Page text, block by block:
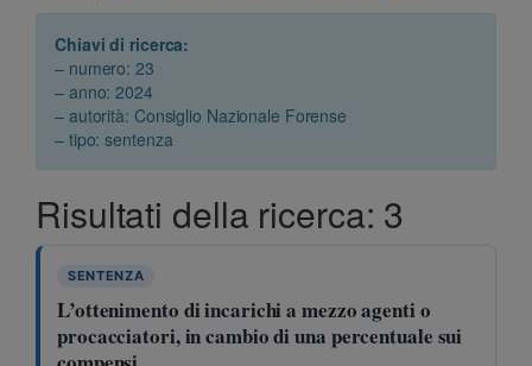
Chiavi di ricerca:
– numero: 23
– anno: 2024
– autorità: Consiglio Nazionale Forense
– tipo: sentenza
Risultati della ricerca: 3
SENTENZA
L’ottenimento di incarichi a mezzo agenti o
procacciatori, in cambio di una percentuale sui